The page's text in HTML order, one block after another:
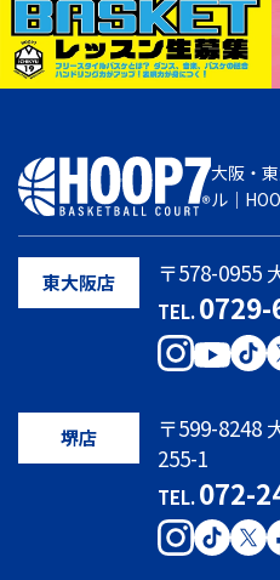
大阪・
ル｜
東大阪店 〒578-0955
TEL.
堺店
〒599-8248
255-1
TEL.072-